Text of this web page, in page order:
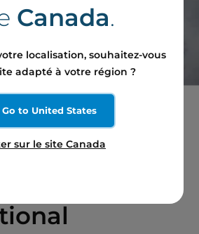
notre équipe
actualité
Canada.
localisation, souhaitez-vous
adapté à votre région ?
Go to United States
sur le site Canada